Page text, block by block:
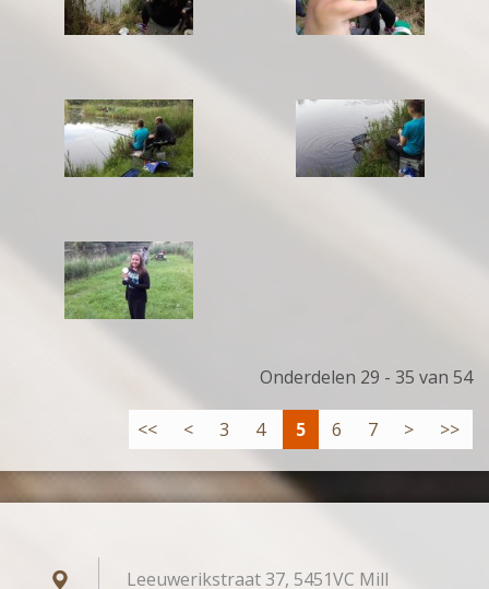
Onderdelen 29 - 35 van 54
<< < 3 4 5 6 7 > >>
Leeuwerikstraat 37, 5451VC Mill